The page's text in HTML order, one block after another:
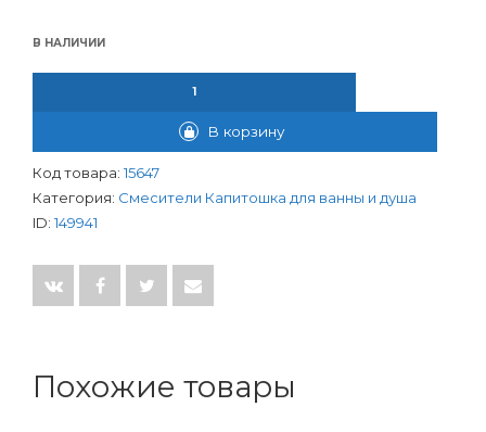
В НАЛИЧИИ
В корзину
Код товара: 15647
Категория: Смесители Капитошка для ванны и душа
ID: 149941
Похожие товары